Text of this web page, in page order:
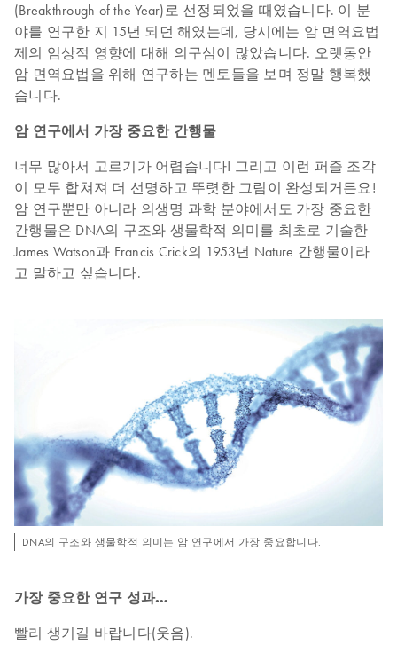
(Breakthrough of the Year)로 선정되었을 때였습니다. 이 분
야를 연구한 지 15년 되던 해였는데, 당시에는 암 면역요법
제의 임상적 영향에 대해 의구심이 많았습니다. 오랫동안
암 면역요법을 위해 연구하는 멘토들을 보며 정말 행복했
습니다.
암 연구에서 가장 중요한 간행물
너무 많아서 고르기가 어렵습니다! 그리고 이런 퍼즐 조각
이 모두 합쳐져 더 선명하고 뚜렷한 그림이 완성되거든요!
암 연구뿐만 아니라 의생명 과학 분야에서도 가장 중요한
간행물은 DNA의 구조와 생물학적 의미를 최초로 기술한
James Watson과 Francis Crick의 1953년 Nature 간행물이라
고 말하고 싶습니다.
DNA의 구조와 생물학적 의미는 암 연구에서 가장 중요합니다.
가장 중요한 연구 성과…
빨리 생기길 바랍니다(웃음).